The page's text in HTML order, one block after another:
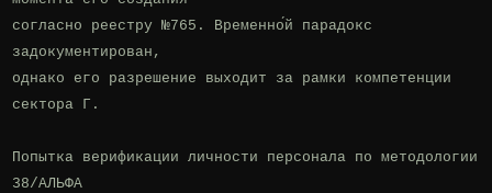
согласно реестру №765. Временно́й парадокс
задокументирован,
однако его разрешение выходит за рамки компетенции
сектора Г.
Попытка верификации личности персонала по методологии
38/АЛЬФА